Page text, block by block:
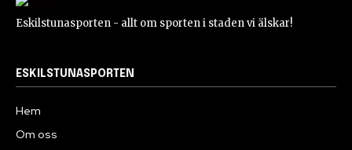
Eskilstunasporten - allt om sporten i staden vi älskar!
ESKILSTUNASPORTEN
Hem
Om oss